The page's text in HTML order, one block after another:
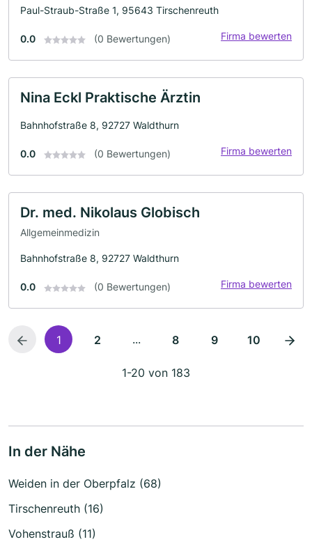
Paul-Straub-Straße 1, 95643 Tirschenreuth
0.0 (0 Bewertungen) Firma bewerten
Nina Eckl Praktische Ärztin
Bahnhofstraße 8, 92727 Waldthurn
0.0 (0 Bewertungen) Firma bewerten
Dr. med. Nikolaus Globisch
Allgemeinmedizin
Bahnhofstraße 8, 92727 Waldthurn
0.0 (0 Bewertungen) Firma bewerten
1 2 ... 8 9 10
1-20 von 183
In der Nähe
Weiden in der Oberpfalz (68)
Tirschenreuth (16)
Vohenstrauß (11)